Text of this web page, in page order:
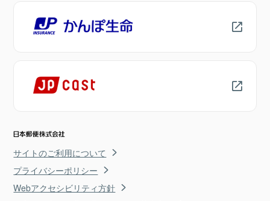
サイトのご利用について
プライバシーポリシー
Webアクセシビリティ方針